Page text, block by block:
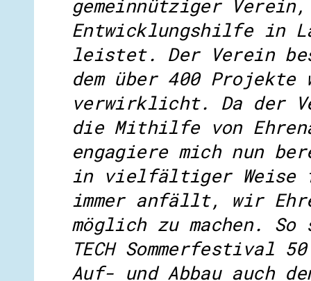
gemeinnütziger
Entwicklungshilfe in
leistet. Der Verein
dem über 400
verwirklicht. Da der
die Mithilfe von
engagiere mich nun
in vielfältiger Weise
immer anfällt, wir
möglich zu machen.
TECH Sommerfestival
Auf- und Abbau auch